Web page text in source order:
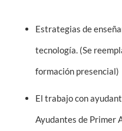
Estrategias de
tecnología. (Se
formación presencial)
El trabajo con
Ayudantes de Primer